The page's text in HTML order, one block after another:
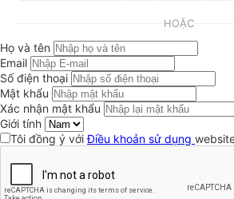
HOẶC
Họ và tên
Email
Số điện thoại
Mật khẩu
Xác nhận mật khẩu
Giới tính
Tôi đồng ý vớiĐiều khoản sử dụng